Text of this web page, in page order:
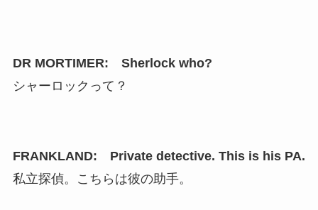
DR MORTIMER: Sherlock who?
シャーロックって？
FRANKLAND: Private detective. This is his PA.
私立探偵。こちらは彼の助手。